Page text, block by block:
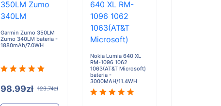
Garmin Zumo 350LM
Zumo 340LM bateria -
1880mAh/7.0WH
98.99zł 123.74zł
Nokia Lumia 640 XL
RM-1096 1062
1063(AT&T Microsoft)
bateria -
3000MAH/11.4WH